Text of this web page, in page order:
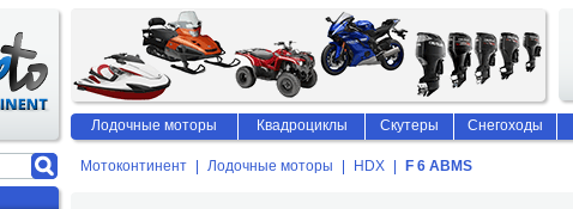
Мотоконтинент Лодочные моторы HDX F 6 ABMS
Лодочные моторы Квадроциклы Скутеры Снегоходы